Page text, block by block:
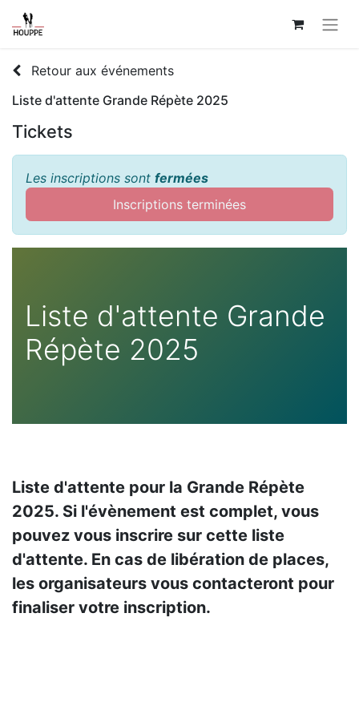
Retour aux événements
Liste d'attente Grande Répète 2025
Tickets
Les inscriptions sont fermées
Inscriptions terminées
Liste d'attente Grande
Répète 2025
Liste d'attente pour la Grande Répète
2025. Si l'évènement est complet, vous
pouvez vous inscrire sur cette liste
d'attente. En cas de libération de places,
les organisateurs vous contacteront pour
finaliser votre inscription.